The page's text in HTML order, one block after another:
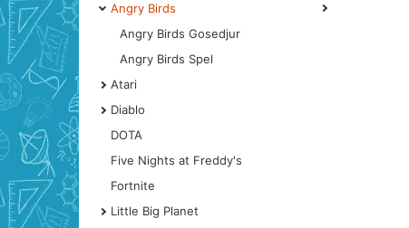
Angry Birds
Angry Birds Gosedjur
Angry Birds Spel
Atari
Diablo
DOTA
Five Nights at Freddy's
Fortnite
Little Big Planet